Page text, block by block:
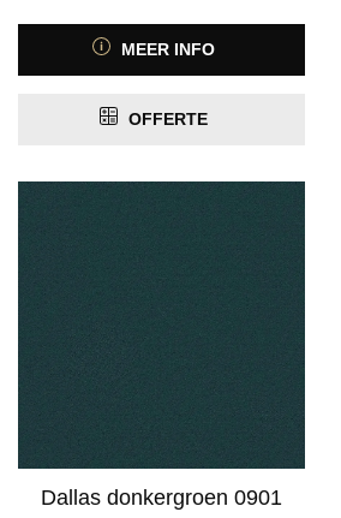
MEER INFO
OFFERTE
Dallas donkergroen 0901